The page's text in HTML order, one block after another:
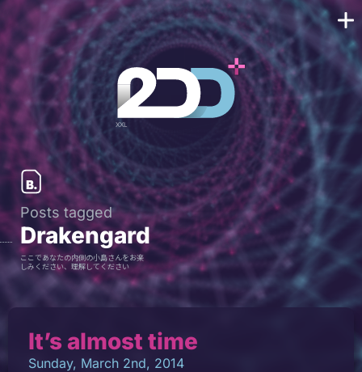
Posts tagged
Drakengard
ここであなたの内側の小島さんをお楽
しみください、理解してください
It’s almost time
Sunday, March 2nd, 2014